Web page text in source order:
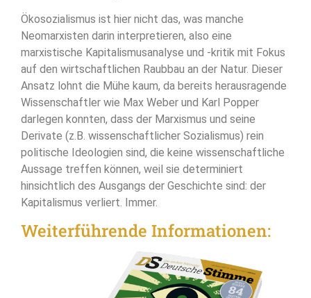
Ökosozialismus ist hier nicht das, was manche
Neomarxisten darin interpretieren, also eine
marxistische Kapitalismusanalyse und -kritik mit Fokus
auf den wirtschaftlichen Raubbau an der Natur. Dieser
Ansatz lohnt die Mühe kaum, da bereits herausragende
Wissenschaftler wie Max Weber und Karl Popper
darlegen konnten, dass der Marxismus und seine
Derivate (z.B. wissenschaftlicher Sozialismus) rein
politische Ideologien sind, die keine wissenschaftliche
Aussage treffen können, weil sie determiniert
hinsichtlich des Ausgangs der Geschichte sind: der
Kapitalismus verliert. Immer.
Weiterführende Informationen: